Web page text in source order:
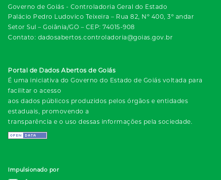
Governo de Goiás - Controladoria Geral do Estado
Palácio Pedro Ludovico Teixeira – Rua 82, Nº 400, 3º andar
Setor Sul – Goiânia/GO – CEP: 74015-908
Contato: dadosabertos.controladoria@goias.gov.br
Portal de Dados Abertos de Goiás
É uma iniciativa do Governo do Estado de Goiás voltada para
facilitar o acesso
aos dados públicos produzidos pelos órgãos e entidades
estaduais, promovendo a
transparência e o uso dessas informações pela sociedade.
Impulsionado por